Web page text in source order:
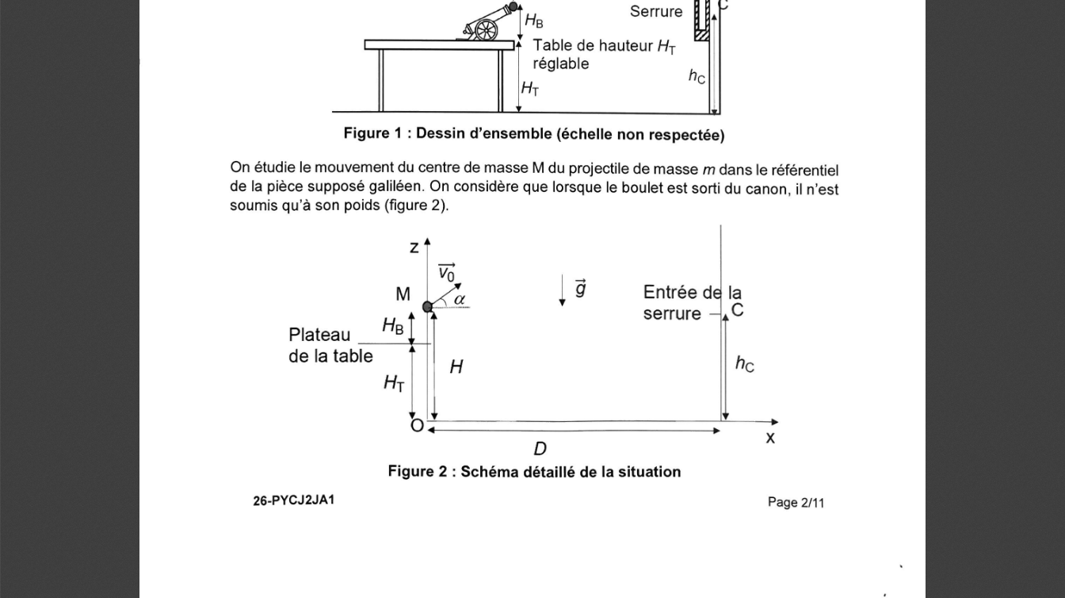
Serrure
??
Table de hauteur Ht
réglable
HT
hc
Figure 1 : Dessin d'ensemble (échelle non respectée)
On étudie le mouvement du centre de masse M du projectile de masse m dans le référentiel
de la pièce supposé galiléen. On considère que lorsque le boulet est sorti du canon, il n'est
soumis qu'à son poids (figure 2).
V?
a
M
HB
Entrée de la
serrure
C
Plateau
de la table
H
hc
HT
X
D
Figure 2 : Schéma détaillé de la situation
26-PYCJ2JA1 Page 2/11